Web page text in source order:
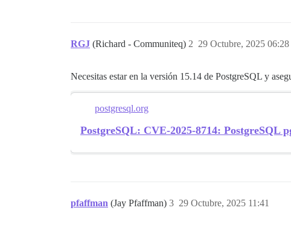
RGJ (Richard - Communiteq) 29 Octubre, 2025 06:28
2
Necesitas estar en la versión 15.14 de PostgreSQL y
postgresql.org
PostgreSQL: CVE-2025-8714: PostgreSQL
pfaffman (Jay Pfaffman) 29 Octubre, 2025 11:41
3